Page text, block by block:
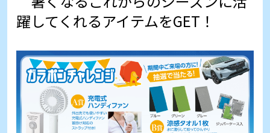
躍してくれるアイテムをGET！